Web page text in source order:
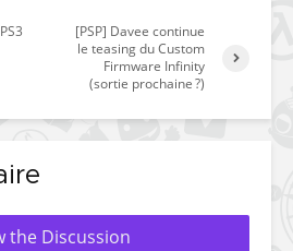
[PSP] Davee continue
le teasing du Custom
Firmware Infinity
(sortie prochaine ?)
the Discussion